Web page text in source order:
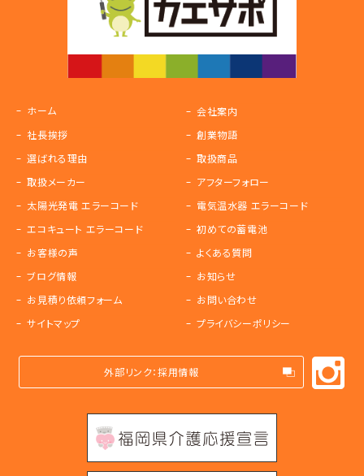
ホーム
会社案内
社長挨拶
創業物語
選ばれる理由
取扱商品
取扱メーカー
アフターフォロー
太陽光発電 エラーコード
電気温水器 エラーコード
エコキュート エラーコード
初めての蓄電池
お客様の声
よくある質問
ブログ情報
お知らせ
お見積り依頼フォーム
お問い合わせ
サイトマップ
プライバシーポリシー
外部リンク：採用情報